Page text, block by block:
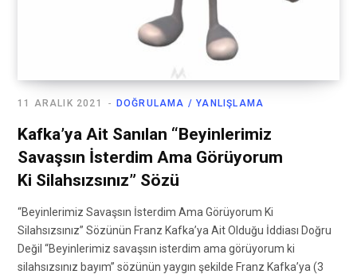
DOĞRULAMA / YANLIŞLAMA
11 ARALIK 2021
Kafka’ya Ait Sanılan “Beyinlerimiz
Savaşsın İsterdim Ama Görüyorum
Ki Silahsızsınız” Sözü
“Beyinlerimiz Savaşsın İsterdim Ama Görüyorum Ki
Silahsızsınız” Sözünün Franz Kafka’ya Ait Olduğu İddiası Doğru
Değil “Beyinlerimiz savaşsın isterdim ama görüyorum ki
silahsızsınız bayım” sözünün yaygın şekilde Franz Kafka’ya (3